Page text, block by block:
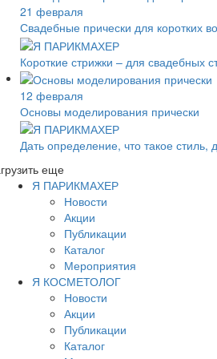
21 февраля
Свадебные прически для коротких
Короткие стрижки – для свадебных
12 февраля
Основы моделирования прически
Дать определение, что такое
еще
Я ПАРИКМАХЕР
Новости
Акции
Публикации
Каталог
Мероприятия
Я КОСМЕТОЛОГ
Новости
Акции
Публикации
Каталог